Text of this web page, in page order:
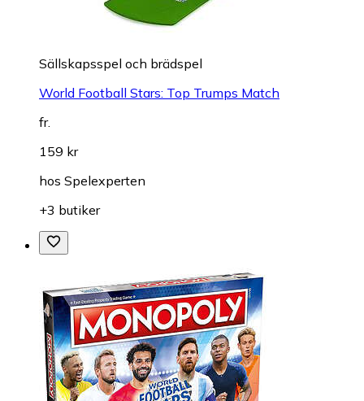
Sällskapsspel och brädspel
World Football Stars: Top Trumps Match
fr.
159 kr
hos Spelexperten
+3 butiker